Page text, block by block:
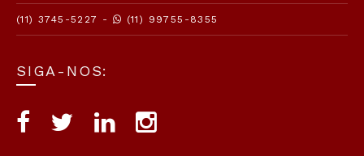
(11) 3745-5227 - (11) 99755-8355
SIGA-NOS: